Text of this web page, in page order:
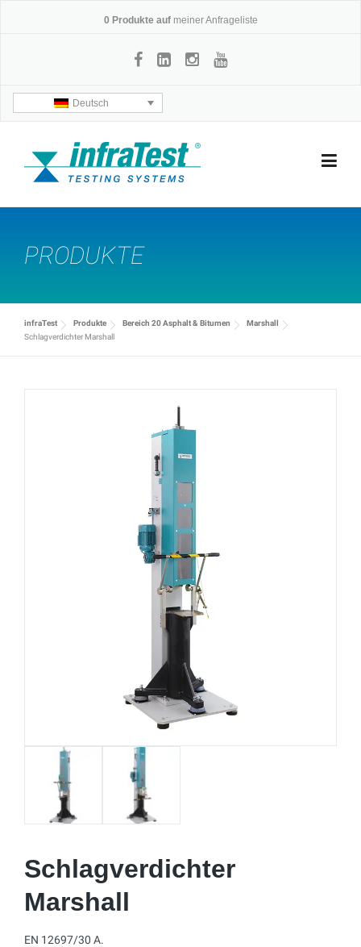
0 Produkte auf meiner Anfrageliste
Deutsch
PRODUKTE
infraTest Produkte Bereich 20 Asphalt & Bitumen
Marshall
Schlagverdichter Marshall
Schlagverdichter
Marshall
EN 12697/30 A.